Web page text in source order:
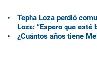
Tepha Loza perdió
Loza: “Espero que esté
¿Cuántos años tiene